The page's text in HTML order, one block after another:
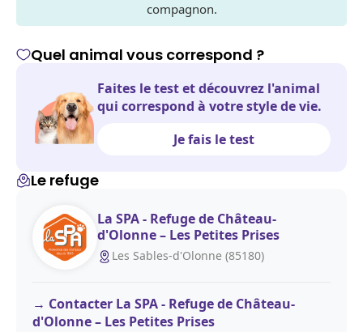
compagnon.
Quel animal vous correspond ?
Faites le test et découvrez l'animal
qui correspond à votre style de vie.
Je fais le test
Le refuge
La SPA - Refuge de Château-
d'Olonne – Les Petites Prises
Les Sables-d'Olonne (85180)
Contacter La SPA - Refuge de Château-
d'Olonne – Les Petites Prises